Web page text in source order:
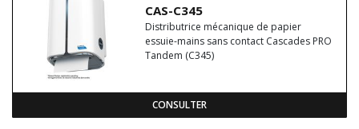
CAS-C345
Distributrice mécanique de papier
essuie-mains sans contact Cascades PRO
Tandem (C345)
CONSULTER